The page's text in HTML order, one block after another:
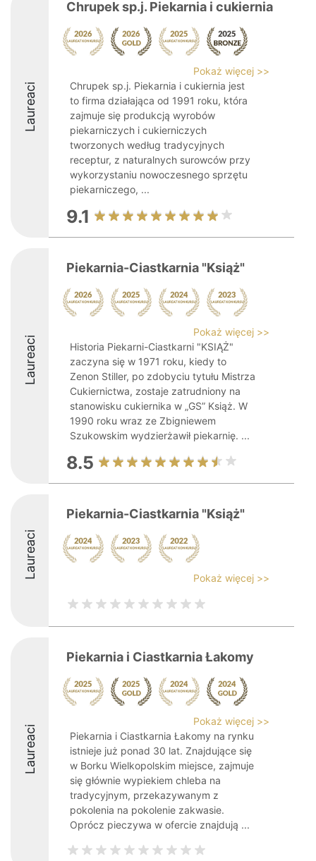
Laureaci
Chrupek sp.j. Piekarnia i cukiernia
Pokaż więcej >>
Chrupek sp.j. Piekarnia i cukiernia jest
to firma działająca od 1991 roku, która
zajmuje się produkcją wyrobów
piekarniczych i cukierniczych
tworzonych według tradycyjnych
receptur, z naturalnych surowców przy
wykorzystaniu nowoczesnego sprzętu
piekarniczego, ...
9.1
Laureaci
Piekarnia-Ciastkarnia "Książ"
Pokaż więcej >>
Historia Piekarni-Ciastkarni "KSIĄŻ"
zaczyna się w 1971 roku, kiedy to
Zenon Stiller, po zdobyciu tytułu Mistrza
Cukiernictwa, zostaje zatrudniony na
stanowisku cukiernika w „GS” Książ. W
1990 roku wraz ze Zbigniewem
Szukowskim wydzierżawił piekarnię. ...
8.5
Laureaci
Piekarnia-Ciastkarnia "Książ"
Pokaż więcej >>
Laureaci
Piekarnia i Ciastkarnia Łakomy
Pokaż więcej >>
Piekarnia i Ciastkarnia Łakomy na rynku
istnieje już ponad 30 lat. Znajdujące się
w Borku Wielkopolskim miejsce, zajmuje
się głównie wypiekiem chleba na
tradycyjnym, przekazywanym z
pokolenia na pokolenie zakwasie.
Oprócz pieczywa w ofercie znajdują ...